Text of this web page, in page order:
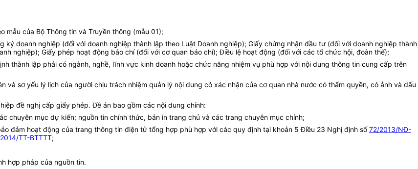
của Bộ Thông tin và Truyền thông (mẫu 01);
doanh nghiệp (đối với doanh nghiệp thành lập theo Luật Doanh nghiệp); Giấy chứng nhận đầu tư (đối với doanh nghiệp thành
nghiệp); Giấy phép hoạt động báo chí (đối với cơ quan báo chí); Điều lệ hoạt động (đối với các tổ chức hội, đoàn thể);
thành lập phải có ngành, nghề, lĩnh vực kinh doanh hoặc chức năng nhiệm vụ phù hợp với nội dung thông tin cung cấp trên
sơ yếu lý lịch của người chịu trách nhiệm quản lý nội dung có xác nhận của cơ quan nhà nước có thẩm quyền, có ảnh và dấu
đề nghị cấp giấy phép. Đề án bao gồm các nội dung chính:
chuyên mục dự kiến; nguồn tin chính thức, bản in trang chủ và các trang chuyên mục chính;
đảm hoạt động của trang thông tin điện tử tổng hợp phù hợp với các quy định tại khoản 5 Điều 23 Nghị định số72/2013/NĐ-
TT-BTTTT;
hợp pháp của nguồn tin.